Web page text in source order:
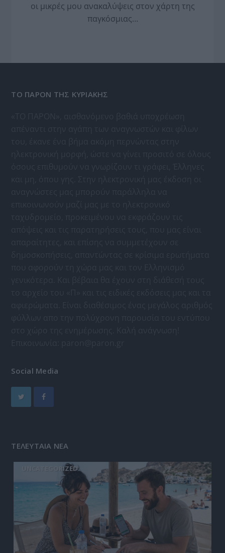
οι μικρές μου ανακαλύψεις στον χάρτη της
παγκόσμιας…
ΤΟ ΠΑΡΟΝ ΤΗΣ ΚΥΡΙΑΚΗΣ
Social Media
ΤΕΛΕΥΤΑΙΑ ΝΕΑ
UNCATEGORIZED